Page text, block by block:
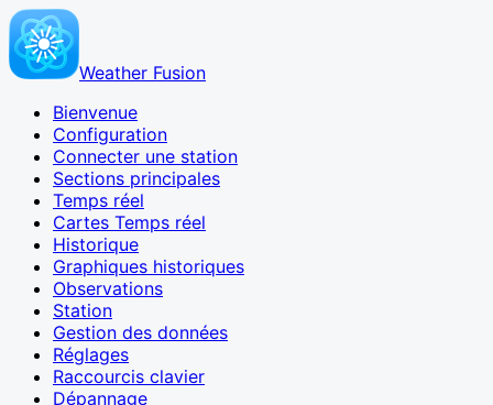
Weather Fusion
Bienvenue
Configuration
Connecter une station
Sections principales
Temps réel
Cartes Temps réel
Historique
Graphiques historiques
Observations
Station
Gestion des données
Réglages
Raccourcis clavier
Dépannage